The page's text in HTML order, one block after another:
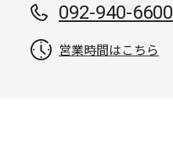
092-940-6600
営業時間はこちら